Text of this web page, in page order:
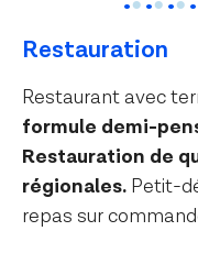
Restauration
Restaurant avec
formule demi-
Restauration de
régionales. Petit-
repas sur